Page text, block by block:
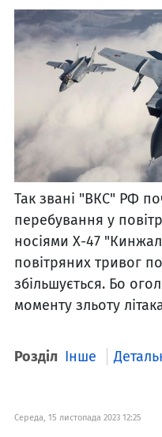
Так звані "ВКС" РФ
перебування у
носіями Х-47
повітряних тривог по
збільшується. Бо
моменту зльоту
Розділ Інше
Середа, 15 листопада 2023 12:25